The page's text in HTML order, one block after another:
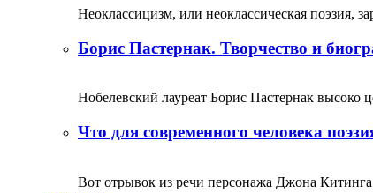
Неоклассицизм, или неоклассическая поэзия,
Борис Пастернак. Творчество и
Нобелевский лауреат Борис Пастернак высоко
Что для современного человека
Вот отрывок из речи персонажа Джона Китинга